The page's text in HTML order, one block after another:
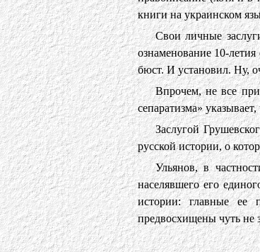
книги на украинском
Свои личные
ознаменование 10-
бюст. И установил. Ну,
Впрочем, не все
сепаратизма»
Заслугой
русской истории, о
Ульянов, в
населявшего его
истории: главные ее
предвосхищены чуть не